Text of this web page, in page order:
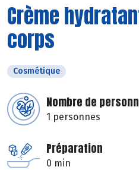
Crème
corps
Cosmétique
Nombre de
1 personnes
Préparation
0 min